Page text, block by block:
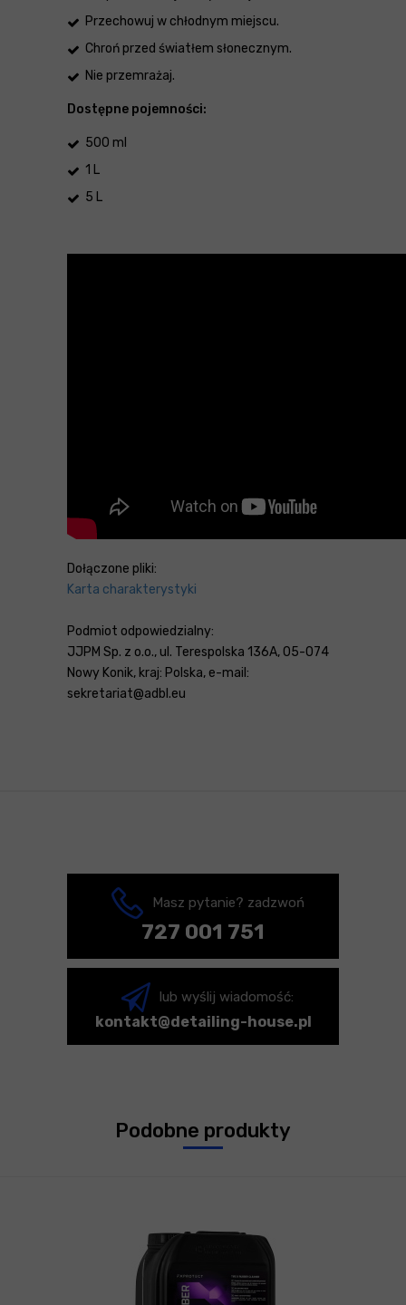
Przechowuj w chłodnym miejscu.
Chroń przed światłem słonecznym.
Nie przemrażaj.
Dostępne pojemności:
500 ml
1 L
5 L
Dołączone pliki:
Karta charakterystyki
Podmiot odpowiedzialny:
JJPM Sp. z o.o., ul. Terespolska 136A, 05-074
Nowy Konik, kraj: Polska, e-mail:
sekretariat@adbl.eu
Masz pytanie? zadzwoń
727 001 751
lub wyślij wiadomość:
kontakt@detailing-house.pl
Podobne produkty